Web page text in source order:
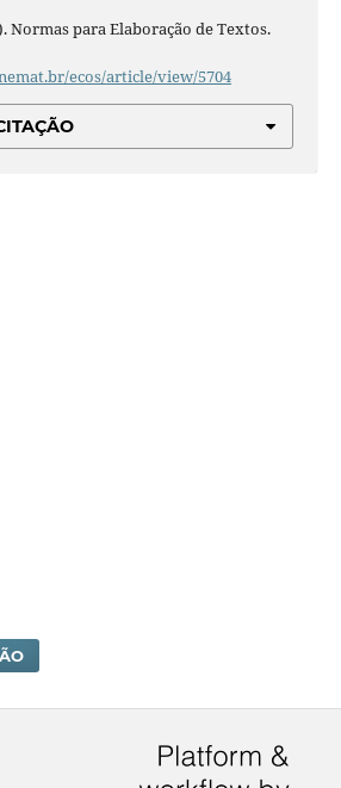
Normas para Elaboração de Textos.
ecos/article/view/5704